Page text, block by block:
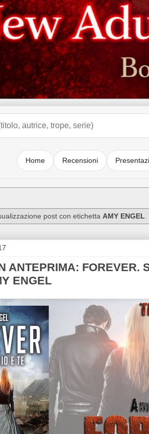
Home Recensioni
post con etichetta AMY ENGEL
ANTEPRIMA: FOREVER.
ENGEL